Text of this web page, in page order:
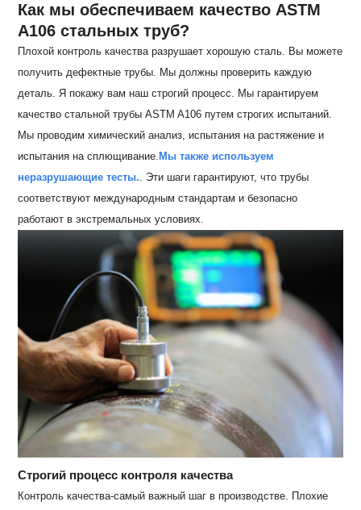
Как мы обеспечиваем качество ASTM
A106 стальных труб?
Плохой контроль качества разрушает хорошую сталь. Вы можете
получить дефектные трубы. Мы должны проверить каждую
деталь. Я покажу вам наш строгий процесс. Мы гарантируем
качество стальной трубы ASTM A106 путем строгих испытаний.
Мы проводим химический анализ, испытания на растяжение и
испытания на сплющивание. Мы также используем
неразрушающие тесты.. Эти шаги гарантируют, что трубы
соответствуют международным стандартам и безопасно
работают в экстремальных условиях.
Строгий процесс контроля качества
Контроль качества-самый важный шаг в производстве. Плохие